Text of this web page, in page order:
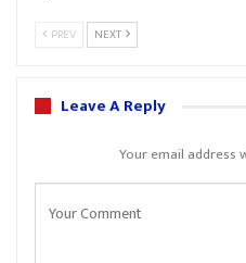
PREV NEXT
Leave A Reply
Your email address